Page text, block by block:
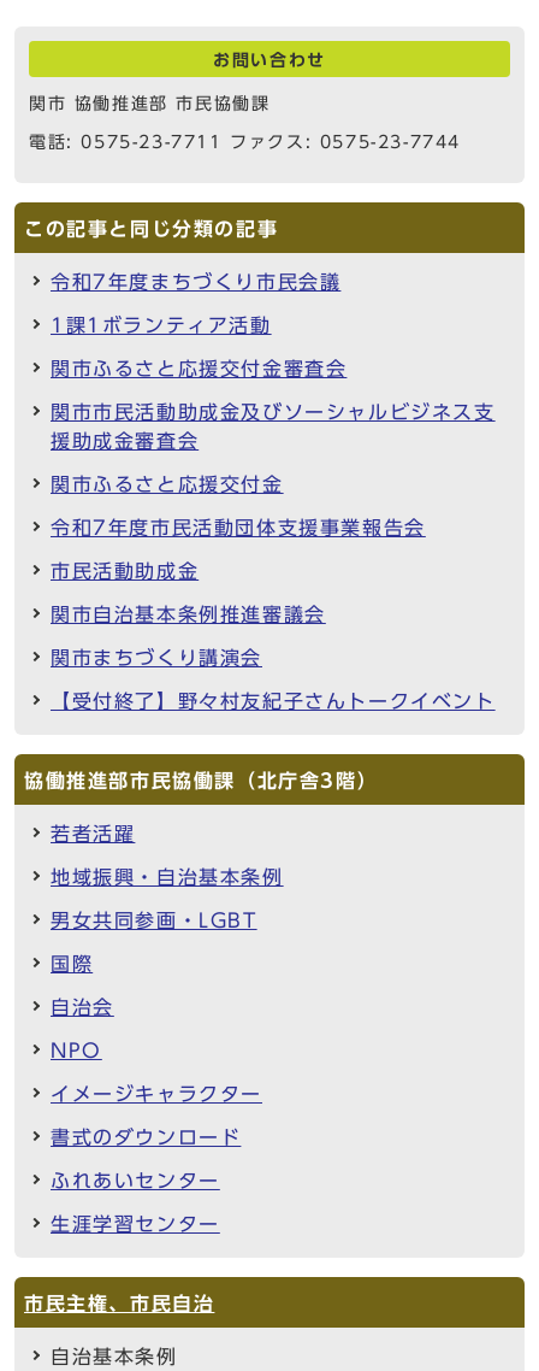
お問い合わせ
関市 協働推進部 市民協働課
電話: 0575-23-7711 ファクス: 0575-23-7744
この記事と同じ分類の記事
令和7年度まちづくり市民会議
1課1ボランティア活動
関市ふるさと応援交付金審査会
関市市民活動助成金及びソーシャルビジネス支
援助成金審査会
関市ふるさと応援交付金
令和7年度市民活動団体支援事業報告会
市民活動助成金
関市自治基本条例推進審議会
関市まちづくり講演会
【受付終了】野々村友紀子さんトークイベント
協働推進部市民協働課（北庁舎3階）
若者活躍
地域振興・自治基本条例
男女共同参画・LGBT
国際
自治会
NPO
イメージキャラクター
書式のダウンロード
ふれあいセンター
生涯学習センター
市民主権、市民自治
自治基本条例